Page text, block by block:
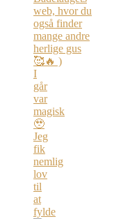
I
går
var
magisk
🥹
Jeg
fik
nemlig
lov
til
at
fylde